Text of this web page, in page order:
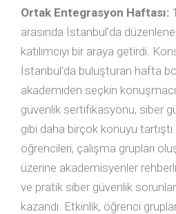
Ortak Entegrasyon Haftası:
arasında İstanbul’da
katılımcıyı bir araya getirdi.
İstanbul’da buluşturan hafta
akademiden seçkin
güvenlik sertifikasyonu, siber
gibi daha birçok konuyu
öğrencileri, çalışma grupları
üzerine akademisyenler
ve pratik siber güvenlik
kazandı. Etkinlik, öğrenci